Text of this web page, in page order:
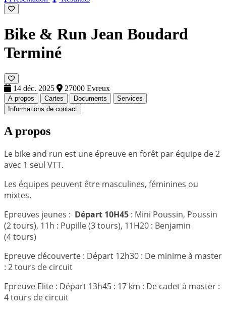
Bike & Run Jean Boudard
Terminé
14 déc. 2025 27000 Evreux
A propos Cartes Documents
Services
Informations de contact
A propos
Le bike and run est une épreuve en forêt par équipe de 2
avec 1 seul VTT.
Les équipes peuvent être masculines, féminines ou
mixtes.
Epreuves jeunes : Départ 10H45 : Mini Poussin, Poussin
(2 tours), 11h : Pupille (3 tours), 11H20 : Benjamin
(4 tours)
Epreuve découverte : Départ 12h30 : De minime à master
: 2 tours de circuit
Epreuve Elite : Départ 13h45 : 17 km : De cadet à master :
4 tours de circuit